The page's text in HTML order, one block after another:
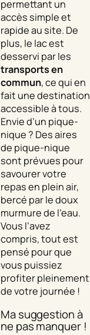
permettant un
accès simple et
rapide au site. De
plus, le lac est
desservi par les
transports en
commun, ce qui en
fait une destination
accessible à tous.
Envie d’un pique-
nique ? Des aires
de pique-nique
sont prévues pour
savourer votre
repas en plein air,
bercé par le doux
murmure de l’eau.
Vous l’avez
compris, tout est
pensé pour que
vous puissiez
profiter pleinement
de votre journée !
Ma suggestion à
ne pas manquer !